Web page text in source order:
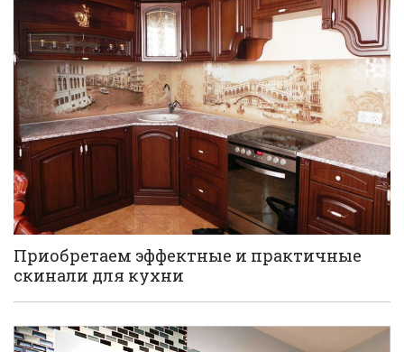
Приобретаем эффектные и практичные
скинали для кухни